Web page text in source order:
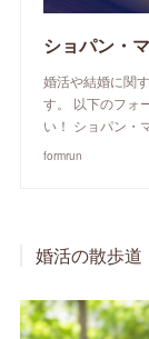
ショパン・
婚活や結婚に関
す。 以下のフォ
い！ ショパン・
formrun
婚活の散歩道